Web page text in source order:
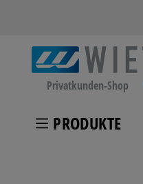
Privatkunden-Shop
PRODUKTE